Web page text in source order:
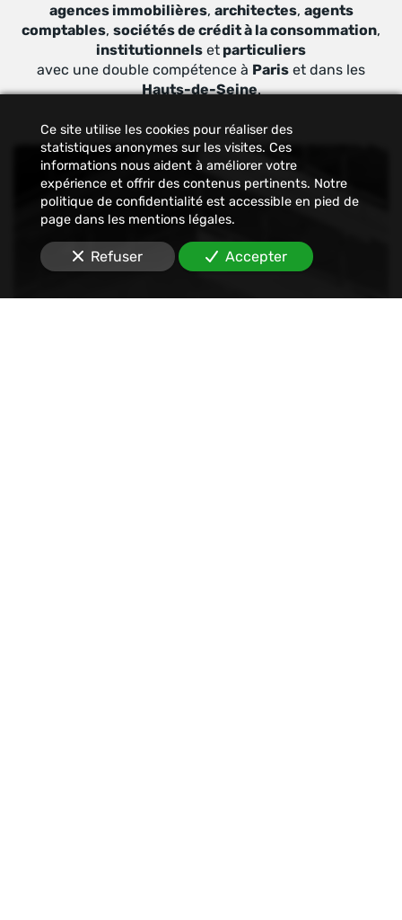
agences immobilières, architectes, agents
comptables, sociétés de crédit à la consommation,
institutionnels et particuliers
avec une double compétence à Paris et dans les
Hauts-de-Seine.
Ce site utilise les cookies pour réaliser des
statistiques anonymes sur les visites. Ces
informations nous aident à améliorer votre
expérience et offrir des contenus pertinents. Notre
politique de confidentialité est accessible en pied de
page dans les mentions légales.
Refuser Accepter